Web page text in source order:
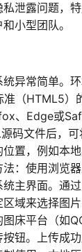
泄露问题，
小型团队。
异常简单。
准（HTML5）
、Edge或
码文件后，
置，例如本
：使用浏览
主界面。通
区域来选择图
床平台（如
钮。上传成